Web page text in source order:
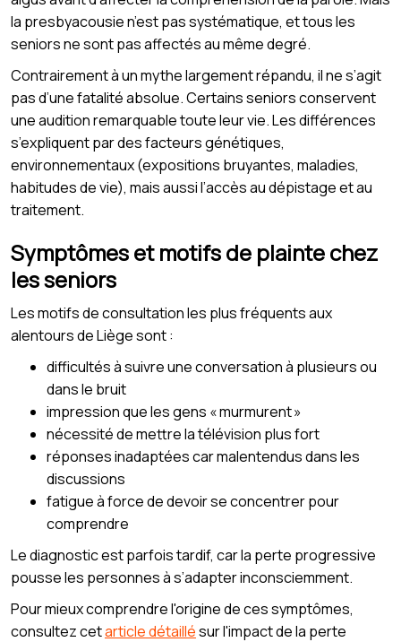
la presbyacousie n’est pas systématique, et tous les
seniors ne sont pas affectés au même degré.
Contrairement à un mythe largement répandu, il ne s’agit
pas d’une fatalité absolue. Certains seniors conservent
une audition remarquable toute leur vie. Les différences
s’expliquent par des facteurs génétiques,
environnementaux (expositions bruyantes, maladies,
habitudes de vie), mais aussi l’accès au dépistage et au
traitement.
Symptômes et motifs de plainte chez
les seniors
Les motifs de consultation les plus fréquents aux
alentours de Liège sont :
difficultés à suivre une conversation à plusieurs ou
dans le bruit
impression que les gens « murmurent »
nécessité de mettre la télévision plus fort
réponses inadaptées car malentendus dans les
discussions
fatigue à force de devoir se concentrer pour
comprendre
Le diagnostic est parfois tardif, car la perte progressive
pousse les personnes à s’adapter inconsciemment.
Pour mieux comprendre l'origine de ces symptômes,
consultez cetarticle détaillésur l'impact de la perte